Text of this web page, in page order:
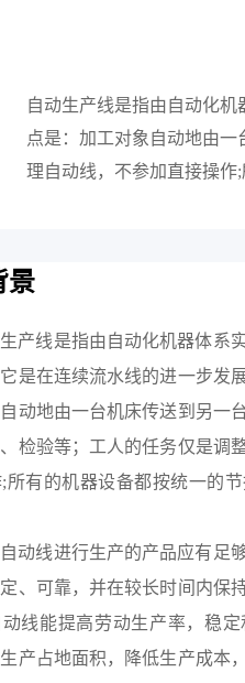
自动生产线是指由自动化
点是：加工对象自动地由
理自动线，不参加直接操作
景
产线是指由自动化机器体系
是在连续流水线的进一步发
动地由一台机床传送到另一
检验等；工人的任务仅是调
所有的机器设备都按统一的
动线进行生产的产品应有足
、可靠，并在较长时间内保
线能提高劳动生产率，稳
产占地面积，降低生产成本